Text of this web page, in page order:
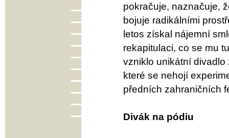
pokračuje, naznačuje,
bojuje radikálními
letos získal nájemní
rekapitulaci, co se mu
vzniklo unikátní
které se nehojí
předních zahraničních
Divák na pódiu